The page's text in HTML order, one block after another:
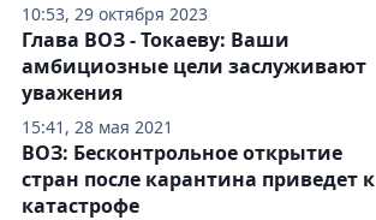
10:53, 29 октября 2023
15:41, 28 мая 2021
Глава ВОЗ - Токаеву: Ваши
амбициозные цели заслуживают
уважения
ВОЗ: Бесконтрольное открытие
стран после карантина приведет к
катастрофе